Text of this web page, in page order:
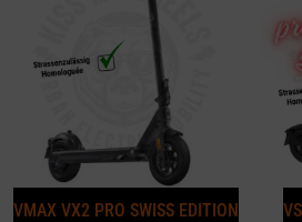
VMAX VX2 PRO SWISS EDITION